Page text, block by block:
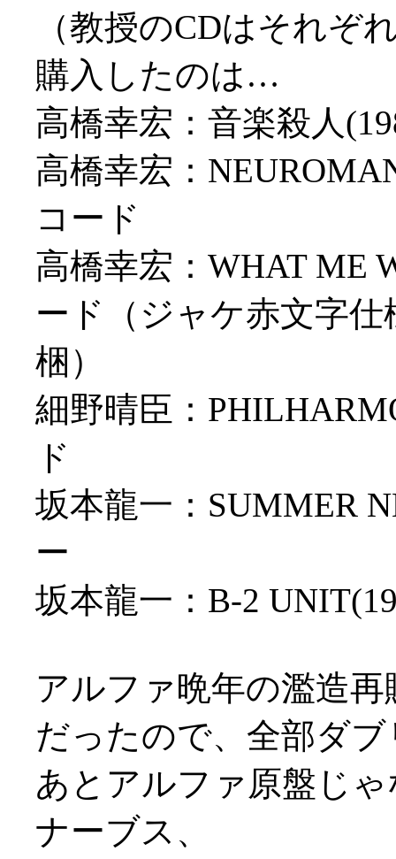
（教授のCDはそれぞ
購入したのは…
高橋幸宏：音楽殺人
高橋幸宏：
コード
高橋幸宏：WHAT ME
ード（ジャケ赤文字
梱）
細野晴臣：
ド
坂本龍一：SUMMER
ー
坂本龍一：B-2
アルファ晩年の濫造
だったので、全部ダ
あとアルファ原盤じ
ナーブス、